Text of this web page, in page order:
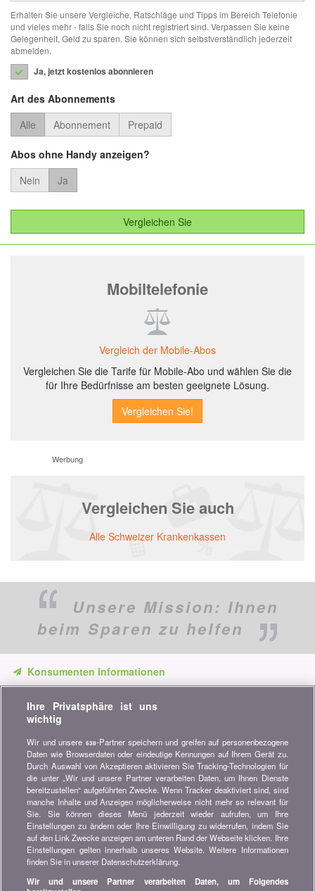
Erhalten Sie unsere Vergleiche, Ratschläge und Tipps im Bereich Telefonie
und vieles mehr - falls Sie noch nicht registriert sind. Verpassen Sie keine
Gelegenheit, Geld zu sparen. Sie können sich selbstverständlich jederzeit
abmelden.
Ja, jetzt kostenlos abonnieren
Art des Abonnements
Alle
Abonnement Prepaid
Abos ohne Handy anzeigen?
Nein
Ja
Mobiltelefonie
Vergleich der Mobile-Abos
Vergleichen Sie die Tarife für Mobile-Abo und wählen Sie die
für Ihre Bedürfnisse am besten geeignete Lösung.
Werbung
Vergleichen Sie auch
Alle Schweizer Krankenkassen
Unsere Mission: Ihnen
beim Sparen zu helfen
Konsumenten Informationen
unsere Vergleiche, Ratschläge und Tipps in den Bereichen
Versicherung, Finanzen, Konsumgüter und vieles mehr...
Newsletter bestellen
Treten Sie unserer Community bei
Bleiben Sie auf dem neuesten Stand, finden Sie alle Ratschläge
und Tipps zum Sparen auf:
Ihre Privatsphäre ist uns
wichtig
Wir und unsere 638-Partner speichern und greifen auf personenbezogene
Daten wie Browserdaten oder eindeutige Kennungen auf Ihrem Gerät zu.
Durch Auswahl von Akzeptieren aktivieren Sie Tracking-Technologien für
die unter „Wir und unsere Partner verarbeiten Daten, um Ihnen Dienste
bereitzustellen“ aufgeführten Zwecke. Wenn Tracker deaktiviert sind, sind
manche Inhalte und Anzeigen möglicherweise nicht mehr so relevant für
Sie. Sie können dieses Menü jederzeit wieder aufrufen, um Ihre
Einstellungen zu ändern oder Ihre Einwilligung zu widerrufen, indem Sie
auf den Link Zwecke anzeigen am unteren Rand der Webseite klicken. Ihre
Einstellungen gelten innerhalb unseres Website. Weitere Informationen
finden Sie in unserer Datenschutzerklärung.
Wir und unsere Partner verarbeiten Daten, um Folgendes